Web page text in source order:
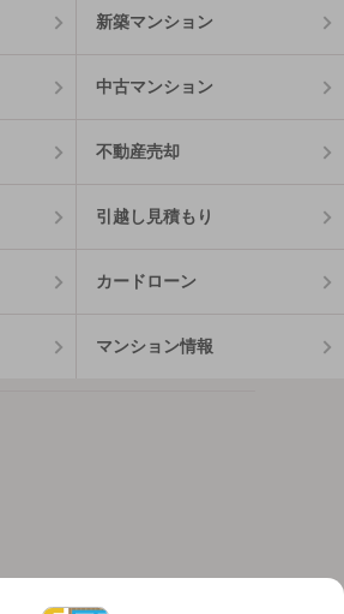
新築マンション
中古マンション
不動産売却
引越し見積もり
カードローン
マンション情報